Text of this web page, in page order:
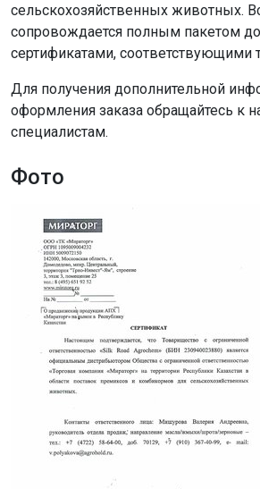
сельскохозяйственных животных.
сопровождается полным пакетом
сертификатами, соответствующими
Для получения дополнительной
оформления заказа обращайтесь к
специалистам.
Фото